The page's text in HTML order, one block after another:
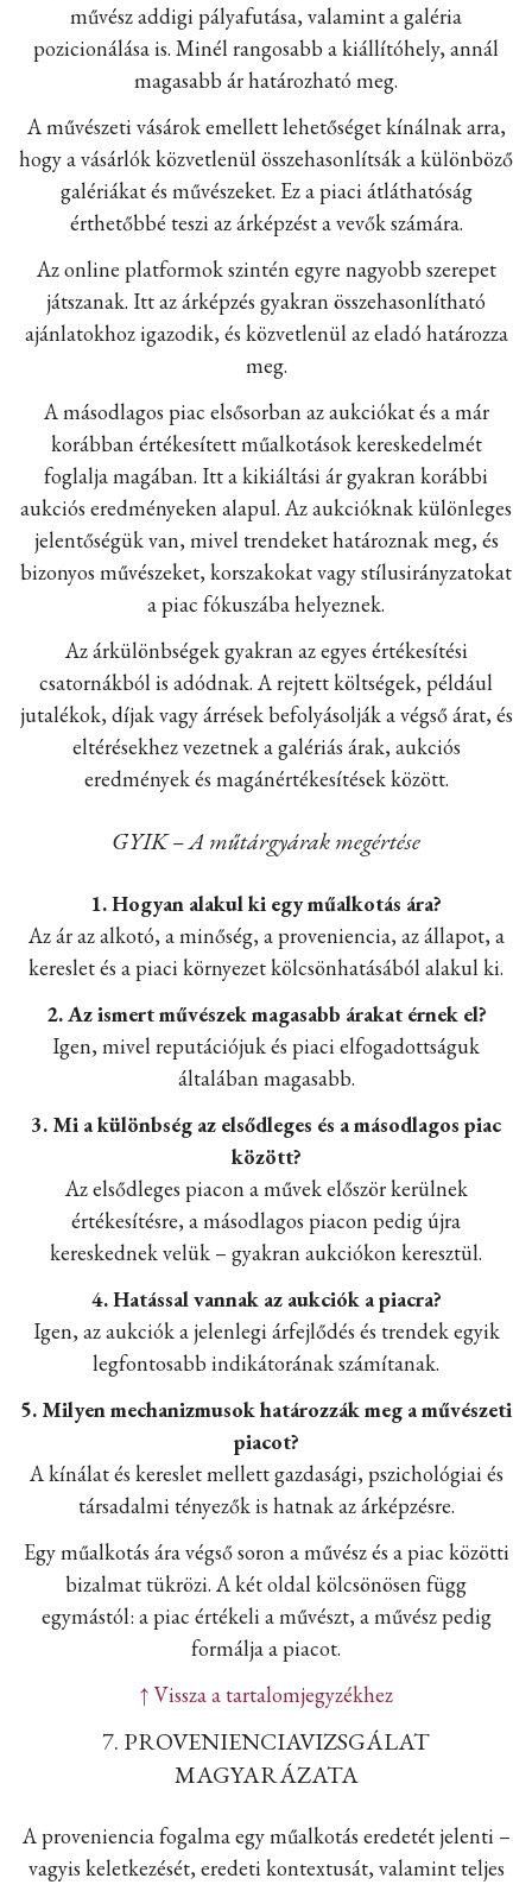
művész addigi pályafutása, valamint a galéria
pozicionálása is. Minél rangosabb a kiállítóhely, annál
magasabb ár határozható meg.
A művészeti vásárok emellett lehetőséget kínálnak arra,
hogy a vásárlók közvetlenül összehasonlítsák a különböző
galériákat és művészeket. Ez a piaci átláthatóság
érthetőbbé teszi az árképzést a vevők számára.
Az online platformok szintén egyre nagyobb szerepet
játszanak. Itt az árképzés gyakran összehasonlítható
ajánlatokhoz igazodik, és közvetlenül az eladó határozza
meg.
A másodlagos piac elsősorban az aukciókat és a már
korábban értékesített műalkotások kereskedelmét
foglalja magában. Itt a kikiáltási ár gyakran korábbi
aukciós eredményeken alapul. Az aukcióknak különleges
jelentőségük van, mivel trendeket határoznak meg, és
bizonyos művészeket, korszakokat vagy stílusirányzatokat
a piac fókuszába helyeznek.
Az árkülönbségek gyakran az egyes értékesítési
csatornákból is adódnak. A rejtett költségek, például
jutalékok, díjak vagy árrések befolyásolják a végső árat, és
eltérésekhez vezetnek a galériás árak, aukciós
eredmények és magánértékesítések között.
GYIK – A műtárgyárak megértése
1. Hogyan alakul ki egy műalkotás ára?
Az ár az alkotó, a minőség, a proveniencia, az állapot, a
kereslet és a piaci környezet kölcsönhatásából alakul ki.
2. Az ismert művészek magasabb árakat érnek el?
Igen, mivel reputációjuk és piaci elfogadottságuk
általában magasabb.
3. Mi a különbség az elsődleges és a másodlagos piac
között?
Az elsődleges piacon a művek először kerülnek
értékesítésre, a másodlagos piacon pedig újra
kereskednek velük – gyakran aukciókon keresztül.
4. Hatással vannak az aukciók a piacra?
Igen, az aukciók a jelenlegi árfejlődés és trendek egyik
legfontosabb indikátorának számítanak.
5. Milyen mechanizmusok határozzák meg a művészeti
piacot?
A kínálat és kereslet mellett gazdasági, pszichológiai és
társadalmi tényezők is hatnak az árképzésre.
Egy műalkotás ára végső soron a művész és a piac közötti
bizalmat tükrözi. A két oldal kölcsönösen függ
egymástól: a piac értékeli a művészt, a művész pedig
formálja a piacot.
↑ Vissza a tartalomjegyzékhez
7. PROVENIENCIAVIZSGÁLAT
MAGYARÁZATA
A proveniencia fogalma egy műalkotás eredetét jelenti –
vagyis keletkezését, eredeti kontextusát, valamint teljes